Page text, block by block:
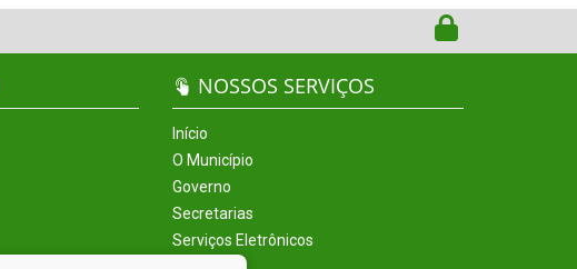
NOSSOS SERVIÇOS
Início
O Município
Governo
Secretarias
Serviços Eletrônicos